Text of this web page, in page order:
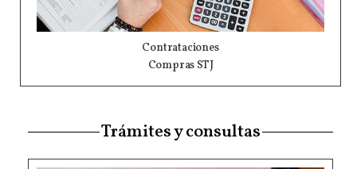
Contrataciones
Compras STJ
Trámites y consultas